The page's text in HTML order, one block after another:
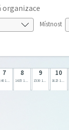
organizace
Místnost
7
14:25
8
14:35 15:20
9
15:30 16:15
10
16:25 17:10